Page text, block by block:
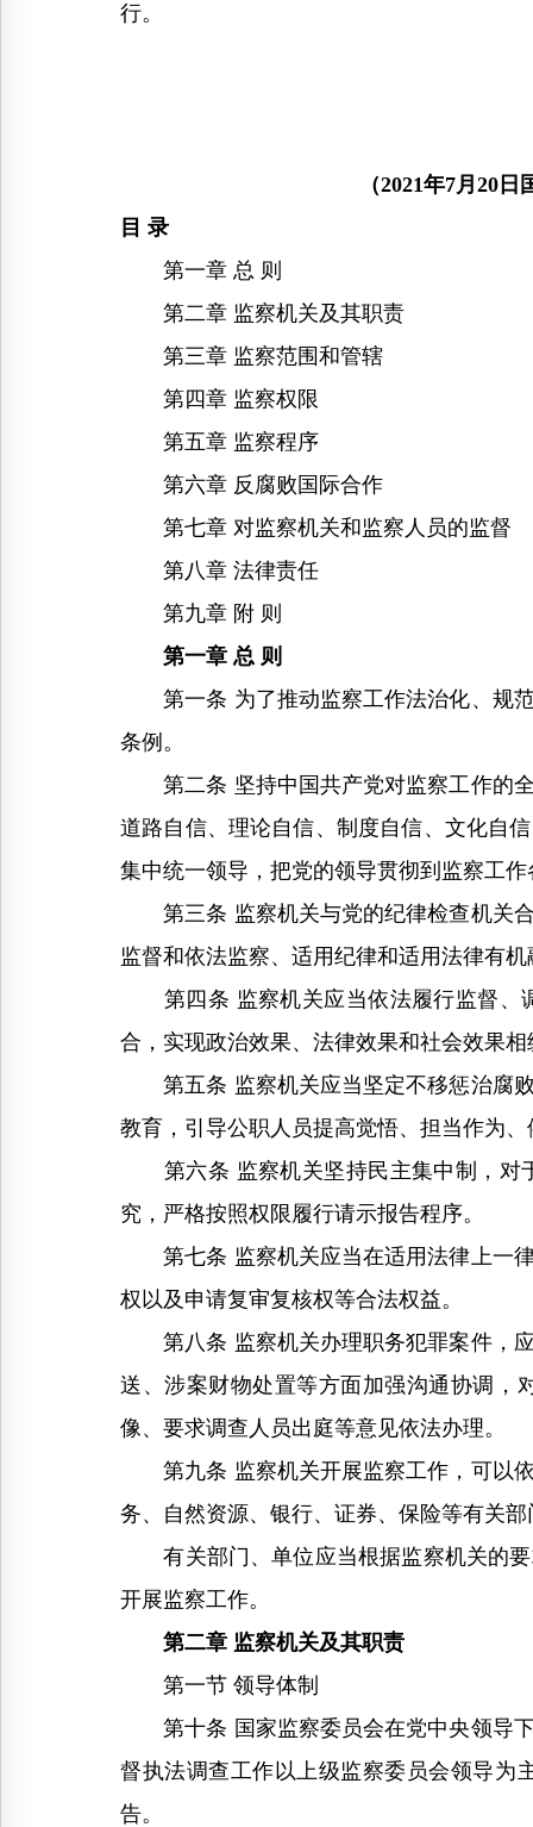
行。
（2021年7月20
目 录
第一章 总 则
第二章 监察机关及其职责
第三章 监察范围和管辖
第四章 监察权限
第五章 监察程序
第六章 反腐败国际合作
第七章 对监察机关和监察人员的监督
第八章 法律责任
第九章 附 则
第一章 总 则
第一条 为了推动监察工作法治化、规范
条例。
第二条 坚持中国共产党对监察工作的全
道路自信、理论自信、制度自信、文化自
集中统一领导，把党的领导贯彻到监察工
第三条 监察机关与党的纪律检查机关合
监督和依法监察、适用纪律和适用法律有机
第四条 监察机关应当依法履行监督、
合，实现政治效果、法律效果和社会效果相
第五条 监察机关应当坚定不移惩治腐败
教育，引导公职人员提高觉悟、担当作为
第六条 监察机关坚持民主集中制，对
究，严格按照权限履行请示报告程序。
第七条 监察机关应当在适用法律上一律
权以及申请复审复核权等合法权益。
第八条 监察机关办理职务犯罪案件，应
送、涉案财物处置等方面加强沟通协调，
像、要求调查人员出庭等意见依法办理。
第九条 监察机关开展监察工作，可以依
务、自然资源、银行、证券、保险等有关
有关部门、单位应当根据监察机关的要
开展监察工作。
第二章 监察机关及其职责
第一节 领导体制
第十条 国家监察委员会在党中央领导下
督执法调查工作以上级监察委员会领导为
告。